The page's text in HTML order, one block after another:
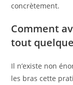
concrètement.
Comment
tout
Il n’existe non
les bras cette